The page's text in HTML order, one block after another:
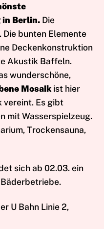
Berlin. Die
bunten Elemente
Deckenkonstruktion
Akustik Baffeln.
wunderschöne,
Mosaik ist hier
Es gibt
mit Wasserspielzeug.
Trockensauna,
sich ab 02.03. ein
U Bahn Linie 2,